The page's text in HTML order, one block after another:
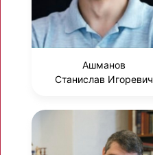
Ашманов
Станислав Игоревич